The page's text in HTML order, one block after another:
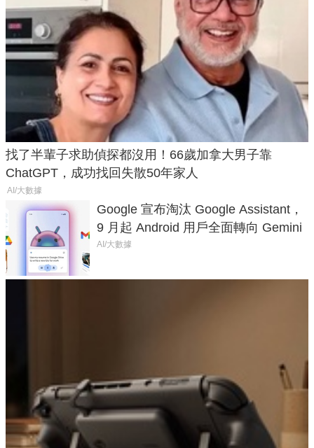
找了半輩子求助偵探都沒用！66歲加拿大男子靠
ChatGPT，成功找回失散50年家人
AI/大數據
Google 宣布淘汰 Google Assistant，
9 月起 Android 用戶全面轉向 Gemini
AI/大數據